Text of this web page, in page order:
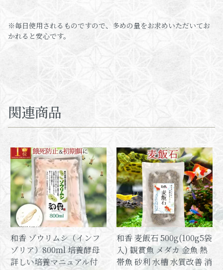
※毎日使用されるものですので、多めの量をお求めいただいてお
かれると安心です。
関連商品
和香 ゾウリムシ（インフ
ゾリア）800ml 培養酵母
詳しい培養マニュアル付
和香 麦飯石 500g(100g5袋
入) 観賞魚 メダカ 金魚 熱
帯魚 砂利 水槽 水質改善 消